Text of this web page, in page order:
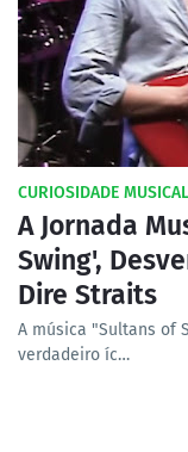
CURIOSIDADE MUSICAL
A Jornada
Swing',
Dire Straits
A música "Sultans of
verdadeiro íc…